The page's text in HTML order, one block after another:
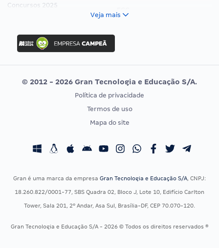
Concursos 2025
Concurso Ibama
Concurso MPU
Editais publicados
Vunesp
CONCURSOS POR PROFISSÃO
Concursos Fiscais
Concursos Saúde
Residência Multiprofissional
EXAME DE ORDEM
Calendário OAB
Veja mais
© 2012 - 2026 Gran Tecnologia e Educação S/A.
Política de privacidade
Termos de uso
Mapa do site
Gran é uma marca da empresa Gran Tecnologia e Educação S/A, CNPJ:
18.260.822/0001-77, SBS Quadra 02, Bloco J, Lote 10, Edifício Carlton
Tower, Sala 201, 2º Andar, Asa Sul, Brasília-DF, CEP 70.070-120.
Gran Tecnologia e Educação S/A - 2026 © Todos os direitos reservados ®